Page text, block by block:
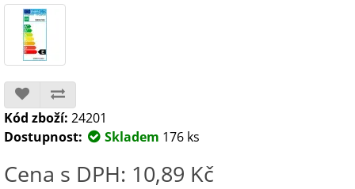
Kód zboží: 24201
Dostupnost:
Skladem 176 ks
Cena s DPH: 10,89 Kč